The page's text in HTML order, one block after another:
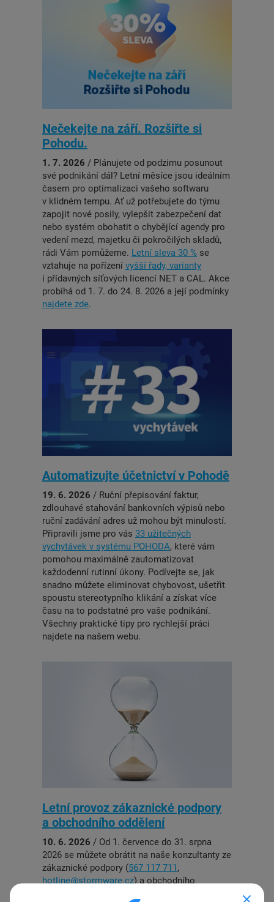
Nečekejte na září. Rozšiřte si
Pohodu.
1. 7. 2026 / Plánujete od podzimu posunout
své podnikání dál? Letní měsíce jsou ideálním
časem pro optimalizaci vašeho softwaru
v klidném tempu. Ať už potřebujete do týmu
zapojit nové posily, vylepšit zabezpečení dat
nebo systém obohatit o chybějící agendy pro
vedení mezd, majetku či pokročilých skladů,
rádi Vám pomůžeme. Letní sleva 30 % se
vztahuje na pořízení vyšší řady, varianty
i přídavných síťových licencí NET a CAL. Akce
probíhá od 1. 7. do 24. 8. 2026 a její podmínky
najdete zde.
Automatizujte účetnictví v Pohodě
19. 6. 2026 / Ruční přepisování faktur,
zdlouhavé stahování bankovních výpisů nebo
ruční zadávání adres už mohou být minulostí.
Připravili jsme pro vás 33 užitečných
vychytávek v systému POHODA, které vám
pomohou maximálně zautomatizovat
každodenní rutinní úkony. Podívejte se, jak
snadno můžete eliminovat chybovost, ušetřit
spoustu stereotypního klikání a získat více
času na to podstatné pro vaše podnikání.
Všechny praktické tipy pro rychlejší práci
najdete na našem webu.
Letní provoz zákaznické podpory
a obchodního oddělení
10. 6. 2026 / Od 1. července do 31. srpna
2026 se můžete obrátit na naše konzultanty ze
zákaznické podpory (567 117 711,
hotline@stormware.cz) a obchodního